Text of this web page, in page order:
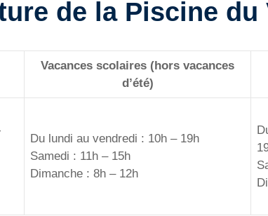
de la Piscine du
Vacances scolaires (hors vacances
d’été)
Du lundi au vendredi : 10h – 19h
Samedi : 11h – 15h
Dimanche : 8h – 12h